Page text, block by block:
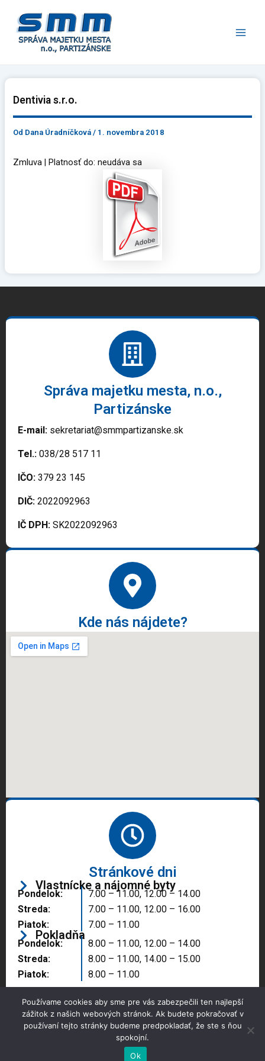
obsah
Dentivia s.r.o.
Od Dana Úradníčková/ 1. novembra 2018
Zmluva | Platnosť do: neudáva sa
Správa majetku mesta, n.o.,
Partizánske
E-mail: sekretariat@smmpartizanske.sk
Tel.: 038/28 517 11
IČO: 379 23 145
DIČ: 2022092963
IČ DPH: SK2022092963
Kde nás nájdete?
Stránkové dni
Vlastnícke a nájomné byty
Pondelok:
Streda:
Piatok:
7.00 – 11.00, 12.00 – 14.00
7.00 – 11.00, 12.00 – 16.00
7.00 – 11.00
Pokladňa
Pondelok:
Streda:
Piatok:
8.00 – 11.00, 12.00 – 14.00
8.00 – 11.00, 14.00 – 15.00
8.00 – 11.00
Copyright © 2025 Správa majetku mesta, n.o.,
Partizánske
Používame cookies aby sme pre vás zabezpečili ten najlepší
zážitok z našich webových stránok. Ak budete pokračovať v
používaní tejto stránky budeme predpokladať, že ste s ňou
spokojní.
Ok